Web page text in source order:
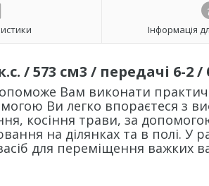
Інформація
/ 573 см3 / передачі 6-2 /
Вам виконати
Ви легко впораєтеся з
косіння трави, за
на ділянках та в полі. У
для переміщення важких